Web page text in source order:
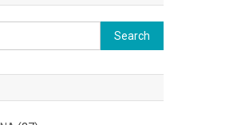
Search
for: